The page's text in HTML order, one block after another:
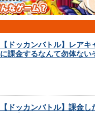
【ドッカンバトル】レア
に課金するなんて勿体ない
【ドッカンバトル】課金